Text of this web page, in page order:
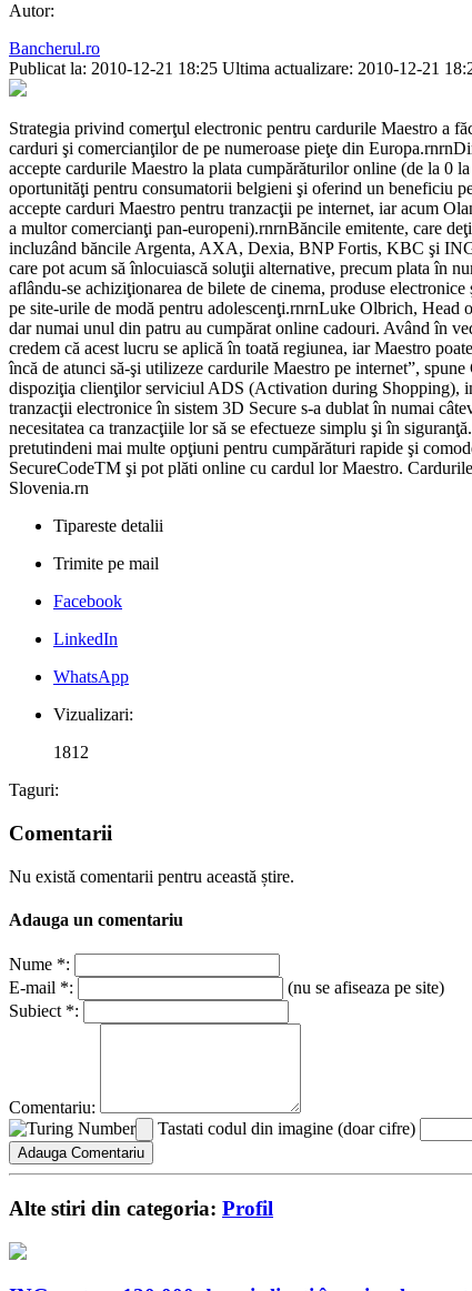
Autor:
Bancherul.ro
Publicat la: 2010-12-21 18:25 Ultima actualizare: 2010-12-21
Strategia privind comerţul electronic pentru cardurile Maestro a
carduri şi comercianţilor de pe numeroase pieţe din
accepte cardurile Maestro la plata cumpărăturilor online (de la 0
oportunităţi pentru consumatorii belgieni şi oferind un beneficiu
accepte carduri Maestro pentru tranzacţii pe internet, iar acum
a multor comercianţi pan-europeni).rnrnBăncile emitente, care
incluzând băncile Argenta, AXA, Dexia, BNP Fortis, KBC şi
care pot acum să înlocuiască soluţii alternative, precum plata în
aflându-se achiziţionarea de bilete de cinema, produse
pe site-urile de modă pentru adolescenţi.rnrnLuke Olbrich,
dar numai unul din patru au cumpărat online cadouri. Având în
credem că acest lucru se aplică în toată regiunea, iar Maestro
încă de atunci să-şi utilizeze cardurile Maestro pe internet”,
dispoziţia clienţilor serviciul ADS (Activation during Shopping),
tranzacţii electronice în sistem 3D Secure s-a dublat în numai
necesitatea ca tranzacţiile lor să se efectueze simplu şi în
pretutindeni mai multe opţiuni pentru cumpărături rapide şi
SecureCodeTM şi pot plăti online cu cardul lor Maestro.
Slovenia.rn
Tipareste detalii
Trimite pe mail
Facebook
LinkedIn
WhatsApp
Vizualizari:
1812
Taguri:
Comentarii
Nu există comentarii pentru această știre.
Adauga un comentariu
Nume *:
E-mail *:
(nu se afiseaza pe site)
Subiect *:
Comentariu:
Tastati codul din imagine (doar cifre)
Alte stiri din categoria: Profil